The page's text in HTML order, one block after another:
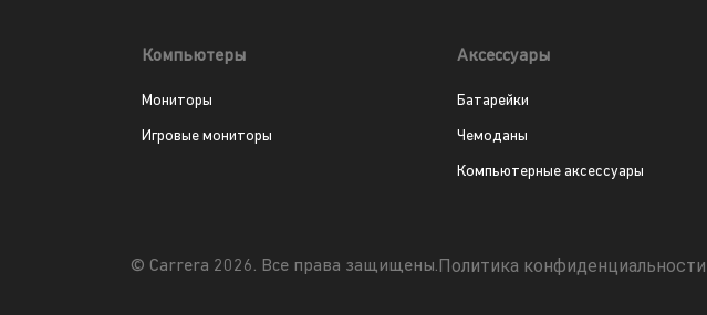
Компьютеры
Мониторы
Игровые мониторы
Аксессуары
Батарейки
Чемоданы
Компьютерные аксессуары
© Carrera 2026. Все права защищены.Политика конфиденциальности